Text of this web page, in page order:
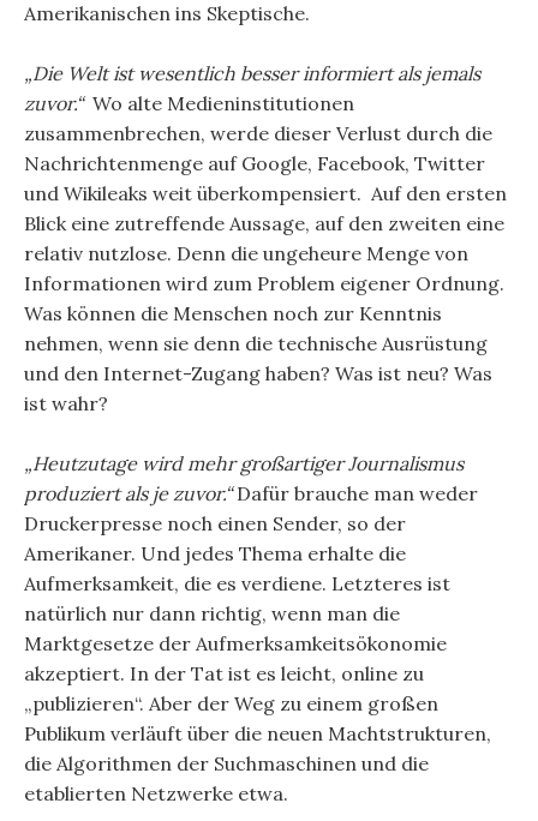
Amerikanischen ins Skeptische.
„Die Welt ist wesentlich besser informiert als jemals
zuvor.“Wo alte Medieninstitutionen
zusammenbrechen, werde dieser Verlust durch die
Nachrichtenmenge auf Google, Facebook, Twitter
und Wikileaks weit überkompensiert. Auf den ersten
Blick eine zutreffende Aussage, auf den zweiten eine
relativ nutzlose. Denn die ungeheure Menge von
Informationen wird zum Problem eigener Ordnung.
Was können die Menschen noch zur Kenntnis
nehmen, wenn sie denn die technische Ausrüstung
und den Internet-Zugang haben? Was ist neu? Was
ist wahr?
„Heutzutage wird mehr großartiger Journalismus
produziert als je zuvor.“Dafür brauche man weder
Druckerpresse noch einen Sender, so der
Amerikaner. Und jedes Thema erhalte die
Aufmerksamkeit, die es verdiene. Letzteres ist
natürlich nur dann richtig, wenn man die
Marktgesetze der Aufmerksamkeitsökonomie
akzeptiert. In der Tat ist es leicht, online zu
„publizieren“. Aber der Weg zu einem großen
Publikum verläuft über die neuen Machtstrukturen,
die Algorithmen der Suchmaschinen und die
etablierten Netzwerke etwa.